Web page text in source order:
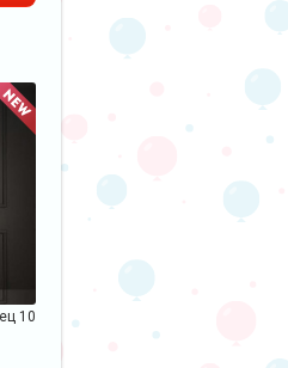
10